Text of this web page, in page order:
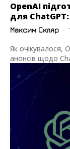
OpenAI
для
Максим Скляр -
Як очікувалося,
анонсів щодо